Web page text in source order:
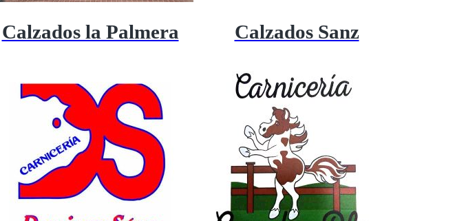
Calzados la Palmera Calzados Sanz